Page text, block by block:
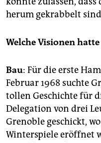
herum gekrabbelt
Welche Visionen hatte
Bau: Für die erste
Februar 1968 suchte
tollen Geschichte für
Delegation von drei
Grenoble geschickt,
Winterspiele eröffnet